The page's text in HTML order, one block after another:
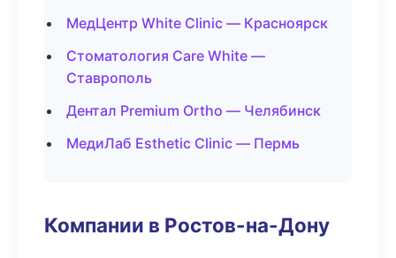
МедЦентр White Clinic — Красноярск
Стоматология Care White —
Ставрополь
Дентал Premium Ortho — Челябинск
МедиЛаб Esthetic Clinic — Пермь
Компании в Ростов-на-Дону